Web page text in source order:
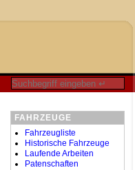
FAHRZEUGE
Fahrzeugliste
Historische Fahrzeuge
Laufende Arbeiten
Patenschaften